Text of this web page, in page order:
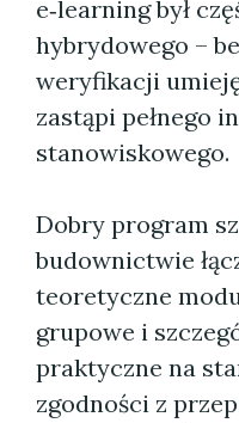
e‑learning był
hybrydowego –
weryfikacji
zastąpi pełnego
stanowiskowego.
Dobry program
budownictwie
teoretyczne
grupowe i
praktyczne na
zgodności z